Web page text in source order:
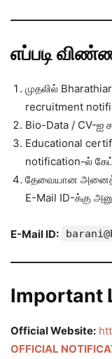
எப்படி
முதலில்
recruitment
Bio-Data / CV-ஐ
Educational
notification-ல்
தேவையான
E-Mail ID-க்கு
E-Mail ID:
Important
Official Website:
OFFICIAL